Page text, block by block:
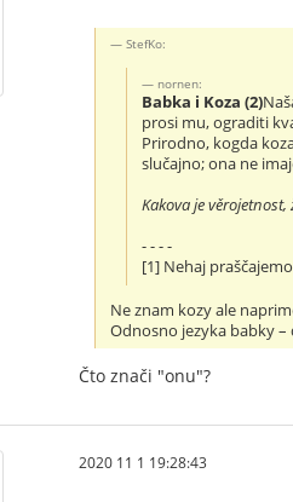
StefKo:
nornen:
Babka i Koza (2)
prosi mu, ograditi
Prirodno, kogda
slučajno; ona ne
Kakova je
- - - -
[1] Nehaj
Ne znam kozy ale
Odnosno jezyka babky
Čto znači "onu"?
2020 11 1 19:28:43